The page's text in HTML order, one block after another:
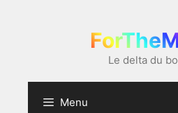
Le delta du
Menu